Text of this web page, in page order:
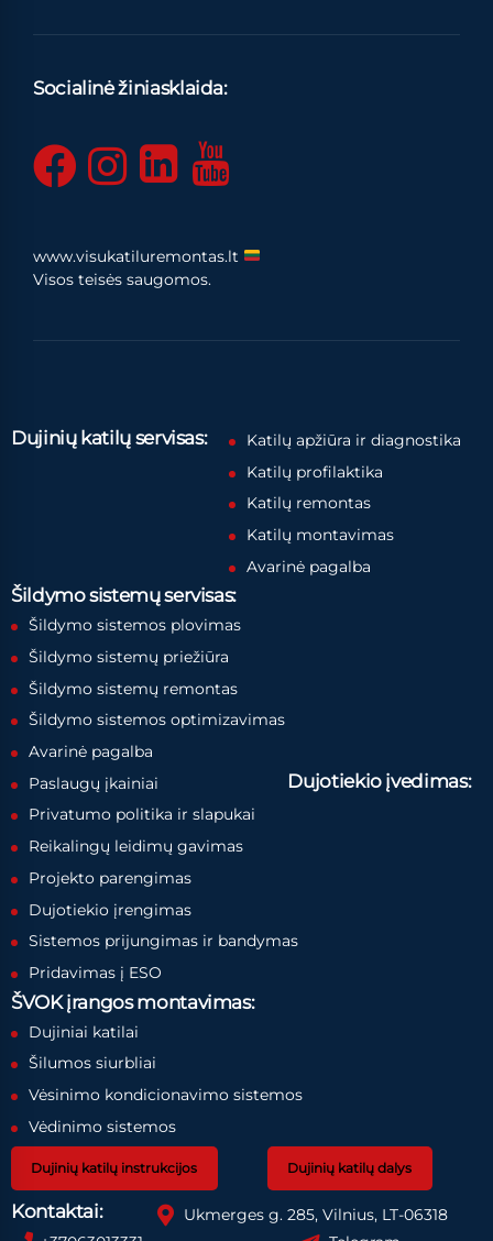
Socialinė žiniasklaida:
www.visukatiluremontas.lt
Visos teisės saugomos.
Dujinių katilų servisas:
Katilų apžiūra ir diagnostika
Katilų profilaktika
Katilų remontas
Katilų montavimas
Avarinė pagalba
Šildymo sistemų servisas:
Šildymo sistemos plovimas
Šildymo sistemų priežiūra
Šildymo sistemų remontas
Šildymo sistemos optimizavimas
Avarinė pagalba
Paslaugų įkainiai
Privatumo politika ir slapukai
Dujotiekio įvedimas:
Reikalingų leidimų gavimas
Projekto parengimas
Dujotiekio įrengimas
Sistemos prijungimas ir bandymas
Pridavimas į ESO
ŠVOK įrangos montavimas:
Dujiniai katilai
Šilumos siurbliai
Vėsinimo kondicionavimo sistemos
Vėdinimo sistemos
Dujinių katilų instrukcijos Dujinių katilų dalys
Kontaktai:
Ukmerges g. 285, Vilnius, LT-06318